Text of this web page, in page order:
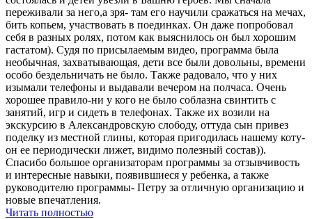
переживали за него,а зря- там его научили сражаться на мечах,
бить копьем, участвовать в поединках. Он даже попробовал
себя в разных ролях, потом как выяснилось он был хорошим
гастатом). Судя по присылаемым видео, программа была
необычная, захватывающая, дети все были довольны, времени
особо бездельничать не было. Также радовало, что у них
изымали телефоны и выдавали вечером на полчаса. Очень
хорошее правило-ни у кого не было соблазна свинтить с
занятий, игр и сидеть в телефонах. Также их возили на
экскурсию в Александровскую слободу, оттуда сын привез
поделку из местной глины, которая пригодилась нашему коту-
он ее периодически лижет, видимо полезный состав)).
Спасибо большое организаторам программы за отзывчивость
и интересные навыки, появившиеся у ребенка, а также
руководителю программы- Петру за отличную организацию и
новые впечатления.
Читать полностью